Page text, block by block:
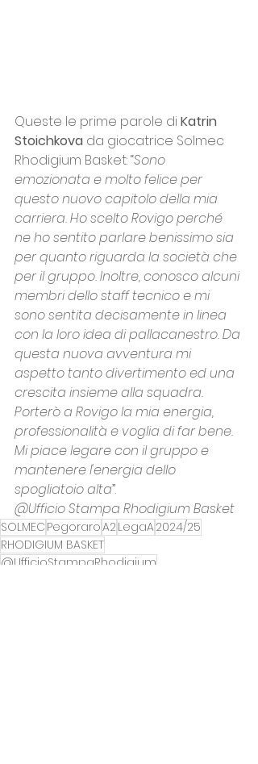
Queste le prime parole di Katrin
Stoichkova da giocatrice Solmec
Rhodigium Basket: “Sono
emozionata e molto felice per
questo nuovo capitolo della mia
carriera. Ho scelto Rovigo perché
ne ho sentito parlare benissimo sia
per quanto riguarda la società che
per il gruppo. Inoltre, conosco alcuni
membri dello staff tecnico e mi
sono sentita decisamente in linea
con la loro idea di pallacanestro. Da
questa nuova avventura mi
aspetto tanto divertimento ed una
crescita insieme alla squadra.
Porterò a Rovigo la mia energia,
professionalità e voglia di far bene.
Mi piace legare con il gruppo e
mantenere l'energia dello
spogliatoio alta”.
@Ufficio Stampa Rhodigium Basket
SOLMEC PegoraroA2 LegaA2024/25
RHODIGIUM BASKET
@UfficioStampaRhodigium